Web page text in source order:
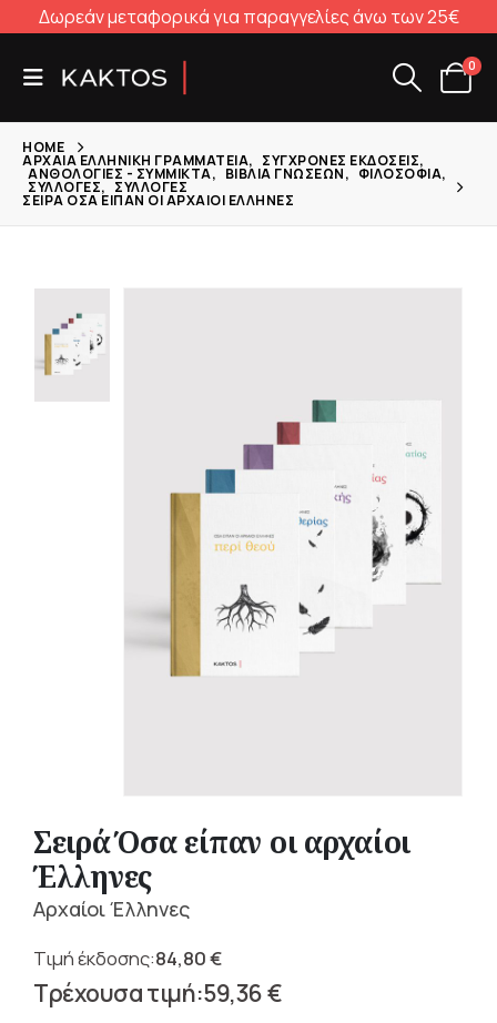
Δωρεάν μεταφορικά για παραγγελίες άνω των 25€
0
HOME
ΑΡΧΑΊΑ ΕΛΛΗΝΙΚΉ ΓΡΑΜΜΑΤΕΊΑ, ΣΎΓΧΡΟΝΕΣ ΕΚΔΌΣΕΙΣ,
ΑΝΘΟΛΟΓΊΕΣ - ΣΎΜΜΙΚΤΑ, ΒΙΒΛΊΑ ΓΝΏΣΕΩΝ, ΦΙΛΟΣΟΦΊΑ,
ΣΥΛΛΟΓΈΣ, ΣΥΛΛΟΓΈΣ
ΣΕΙΡΆ ΌΣΑ ΕΊΠΑΝ ΟΙ ΑΡΧΑΊΟΙ ΈΛΛΗΝΕΣ
Σειρά Όσα είπαν οι αρχαίοι
Έλληνες
Αρχαίοι Έλληνες
84,80€
Original
price 59,36€